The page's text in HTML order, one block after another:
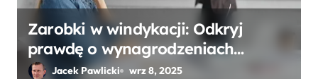
Zarobki w windykacji: Odkryj
prawdę o wynagrodzeniach
specjalistów w branży
Jacek Pawlicki wrz 8, 2025